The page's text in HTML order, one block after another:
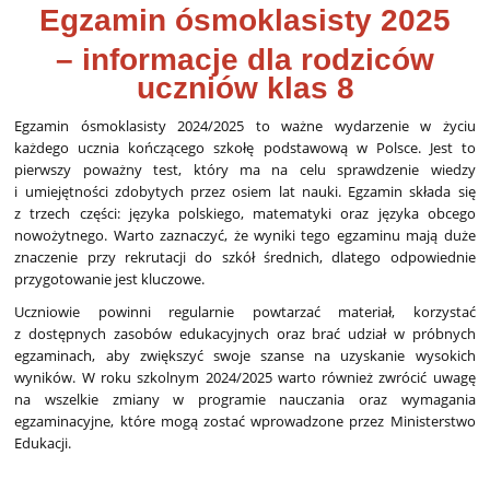
ósmoklasisty
Egzamin ósmoklasisty 2025
– informacje dla rodziców
uczniów klas 8
Egzamin ósmoklasisty 2024/2025 to ważne wydarzenie w życiu
każdego ucznia kończącego szkołę podstawową w Polsce. Jest to
pierwszy poważny test, który ma na celu sprawdzenie wiedzy
i umiejętności zdobytych przez osiem lat nauki. Egzamin składa się
z trzech części: języka polskiego, matematyki oraz języka obcego
nowożytnego. Warto zaznaczyć, że wyniki tego egzaminu mają duże
znaczenie przy rekrutacji do szkół średnich, dlatego odpowiednie
przygotowanie jest kluczowe.
Uczniowie powinni regularnie powtarzać materiał, korzystać
z dostępnych zasobów edukacyjnych oraz brać udział w próbnych
egzaminach, aby zwiększyć swoje szanse na uzyskanie wysokich
wyników. W roku szkolnym 2024/2025 warto również zwrócić uwagę
na wszelkie zmiany w programie nauczania oraz wymagania
egzaminacyjne, które mogą zostać wprowadzone przez Ministerstwo
Edukacji.